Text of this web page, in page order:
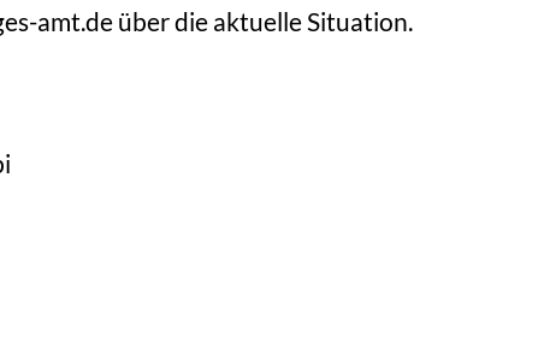
amt.de über die aktuelle Situation.